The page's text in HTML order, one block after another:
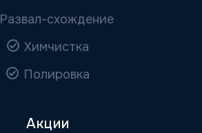
Развал-схождение
Химчистка
Полировка
Акции